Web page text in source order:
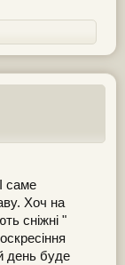
саме
Хоч на
сніжні "
день буде